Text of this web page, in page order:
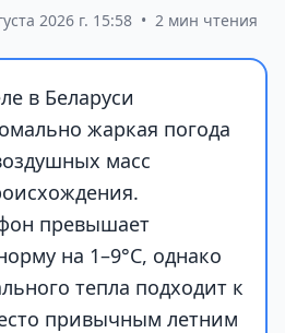
2026 г. 15:58 • 2 мин чтения
в Беларуси
жаркая погода
масс
превышает
на 1–9°С, однако
тепла подходит к
привычным летним